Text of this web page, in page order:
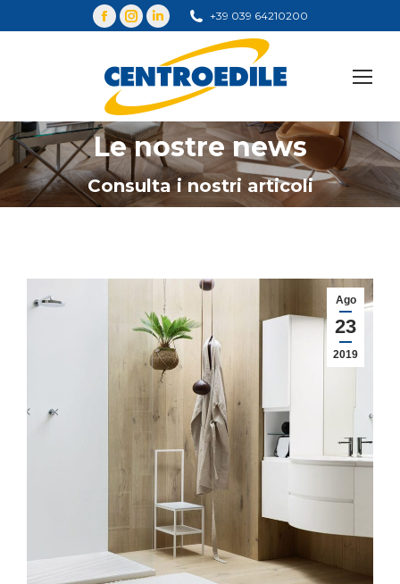
+39 039 64210200
Le nostre news
Consulta i nostri articoli
You are here:
Ago
23
2019